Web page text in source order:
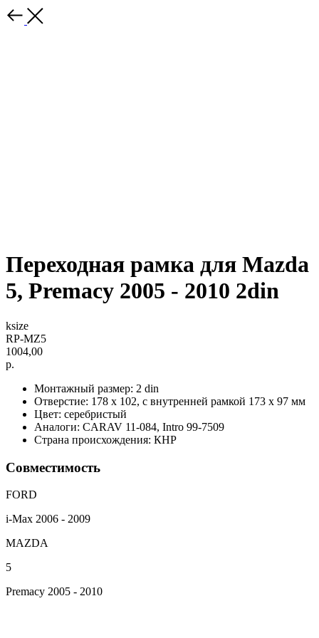
Переходная рамка для Mazda
5, Premacy 2005 - 2010 2din
ksize
RP-MZ5
1004,00
р.
Монтажный размер: 2 din
Отверстие: 178 х 102, с внутренней рамкой 173 х 97 мм
Цвет: серебристый
Аналоги: CARAV 11-084, Intro 99-7509
Страна происхождения: КНР
Совместимость
FORD
i-Max 2006 - 2009
MAZDA
5
Premacy 2005 - 2010